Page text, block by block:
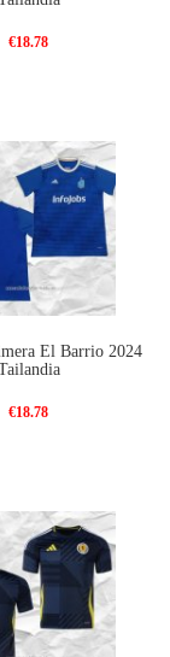
€18.78
El Barrio 2024
€18.78